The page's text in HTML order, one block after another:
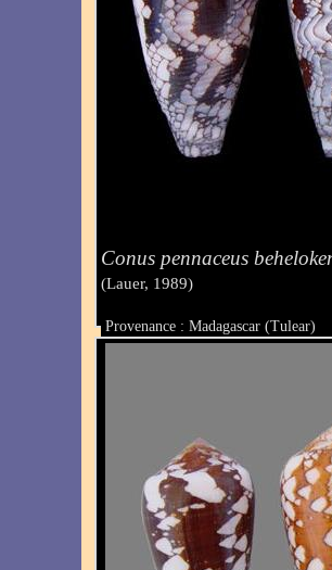
Conus pennaceus
(Lauer, 1989)
Provenance : Madagascar (Tulear)
Taille : de 47 à 50 mm